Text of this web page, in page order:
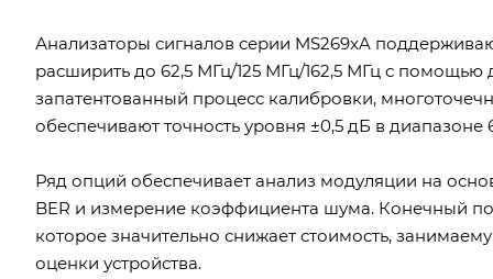
Анализаторы сигналов серии MS269xA
расширить до 62,5 МГц/125 МГц/162,5 МГц с
запатентованный процесс калибровки,
обеспечивают точность уровня ±0,5 дБ в
Ряд опций обеспечивает анализ модуляции на
BER и измерение коэффициента шума. Конечный
которое значительно снижает стоимость,
оценки устройства.